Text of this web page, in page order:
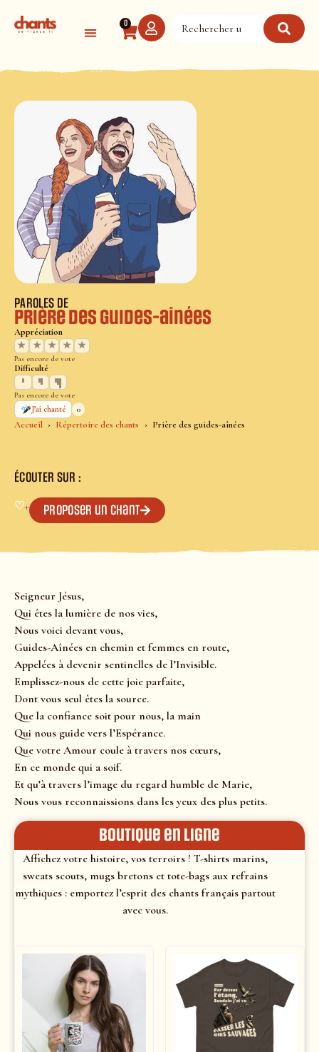
0
Accueil Répertoire des chants Prière des guides-aînées
PAROLES DE
Prière des guides-aînées
Appréciation
★
★ ★ ★ ★
Pas encore de vote
Difficulté
Pas encore de vote
J’ai chanté
0
ÉCOUTER SUR :
♡+ Proposer un chant
Seigneur Jésus,
Qui êtes la lumière de nos vies,
Nous voici devant vous,
Guides-Aînées en chemin et femmes en route,
Appelées à devenir sentinelles de l’Invisible.
Emplissez-nous de cette joie parfaite,
Dont vous seul êtes la source.
Que la confiance soit pour nous, la main
Qui nous guide vers l’Espérance.
Que votre Amour coule à travers nos cœurs,
En ce monde qui a soif.
Et qu’à travers l’image du regard humble de Marie,
Nous vous reconnaissions dans les yeux des plus petits.
Boutique en ligne
Affichez votre histoire, vos terroirs ! T-shirts marins,
sweats scouts, mugs bretons et tote-bags aux refrains
mythiques : emportez l’esprit des chants français partout
avec vous.